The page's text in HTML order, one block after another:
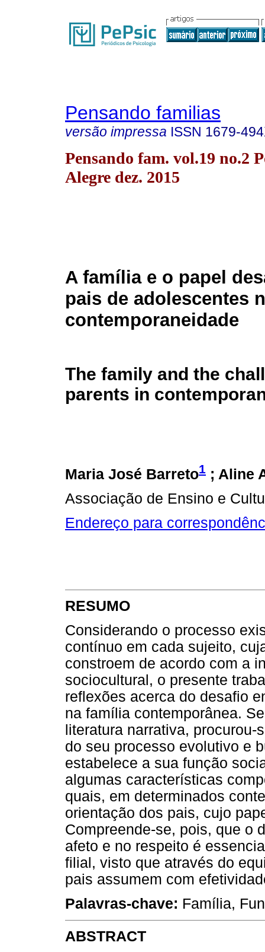
Pensando familias
versão impressa ISSN 1679-
Pensando fam. vol.19 no.2
Alegre dez. 2015
A família e o papel
pais de adolescentes
contemporaneidade
The family and the
parents in
Maria José Barreto1 ; Aline
Associação de Ensino e
Endereço para
RESUMO
Considerando o processo
contínuo em cada sujeito,
constroem de acordo com a
sociocultural, o presente
reflexões acerca do desafio
na família contemporânea.
literatura narrativa,
do seu processo evolutivo e
estabelece a sua função
algumas características
quais, em determinados
orientação dos pais, cujo
Compreende-se, pois, que o
afeto e no respeito é
filial, visto que através do
pais assumem com
Palavras-chave: Família,
ABSTRACT